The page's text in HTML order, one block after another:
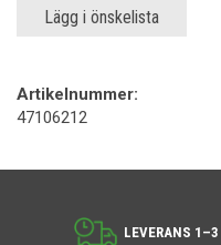
Lägg i önskelista
Artikelnummer:
47106212
LEVERANS